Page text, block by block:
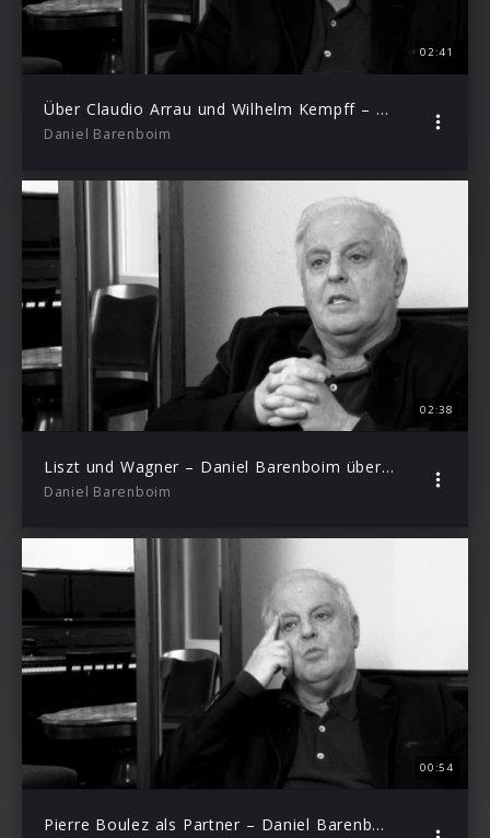
02:41
Über Claudio Arrau und Wilhelm Kempff – Daniel Barenboim über Franz Liszt – Episode 7
Daniel Barenboim
02:38
Liszt und Wagner – Daniel Barenboim über Franz Liszt – Episode 5
Daniel Barenboim
00:54
Pierre Boulez als Partner – Daniel Barenboim über Franz Liszt – Episode 6